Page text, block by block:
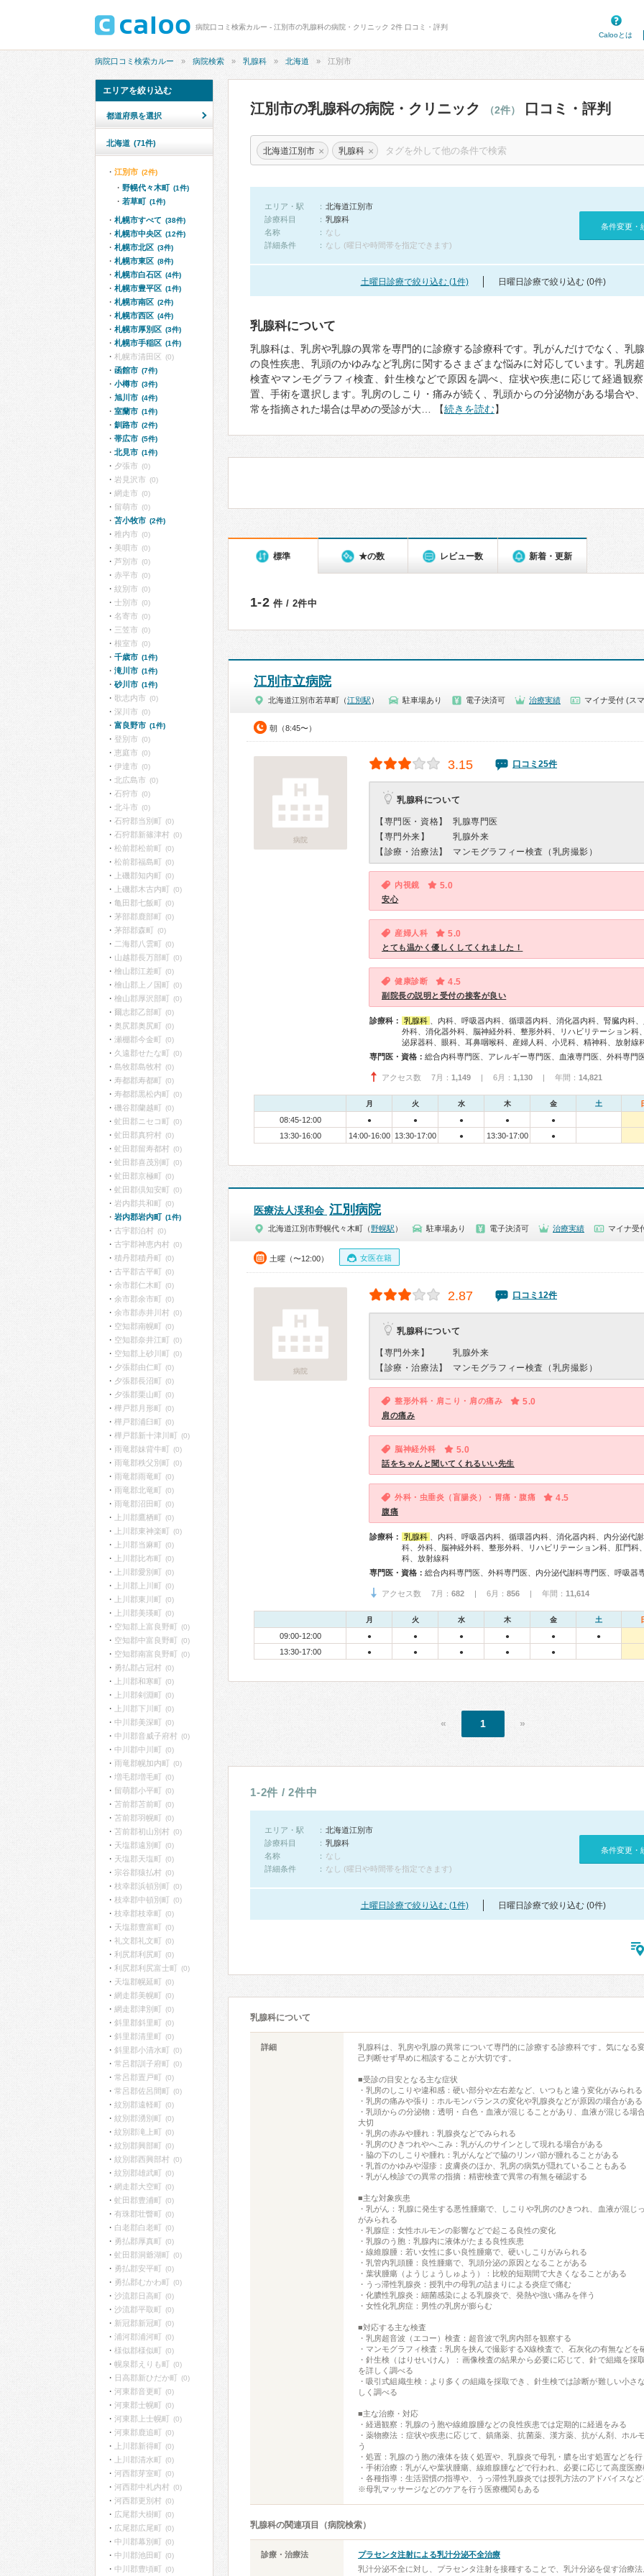
病院口コミ検索カルー - 江別市の乳腺科の病院・クリニック 2件 口コミ・評判
Calooとは
病院口コミ検索カルー 病院検索 乳腺科 北海道 江別市
江別市の乳腺科の病院・クリニック （2件） 口コミ・評判
北海道江別市 × 乳腺科 ×
エリア・駅
北海道江別市
診療科目
乳腺科
名称
なし
詳細条件
なし (曜日や時間帯を指定できます)
条件変更・
土曜日診療で絞り込む (1件) 日曜日診療で絞り込む (0件)
乳腺科について
乳腺科は、乳房や乳腺の異常を専門的に診療する診療科です。乳がんだけでなく、乳
の良性疾患、乳頭のかゆみなど乳房に関するさまざまな悩みに対応しています。乳房
検査やマンモグラフィ検査、針生検などで原因を調べ、症状や疾患に応じて経過観
置、手術を選択します。乳房のしこり・痛みが続く、乳頭からの分泌物がある場合や
常を指摘された場合は早めの受診が大… 【続きを読む】
標準 ★の数 レビュー数 新着・更新
1-2 件 / 2件中
江別市立病院
北海道江別市若草町（江別駅 ） 駐車場あり 電子決済可 治療実績 マイナ受付 (ス
朝（8:45〜）
病院
3.15 口コミ25件
乳腺科について
【専門医・資格】
乳腺専門医
【専門外来】
乳腺外来
【診療・治療法】
マンモグラフィー検査（乳房撮影）
内視鏡 5.0
安心
産婦人科 5.0
とても温かく優しくしてくれました！
健康診断 4.5
副院長の説明と受付の接客が良い
診療科： 乳腺科
、内科、呼吸器内科、循環器内科、消化器内科、腎臓内科
外科、消化器外科、脳神経外科、整形外科、リハビリテーション科
泌尿器科、眼科、耳鼻咽喉科、産婦人科、小児科、精神科、放射線
専門医・資格：
アクセス数 7月： 1,149 | 6月： 1,130 | 年間： 14,821
月 火 水 木 金 土
08:45-12:00 ● ● ● ● ●
13:30-16:00 14:00-16:00 13:30-17:00 ● 13:30-17:00 ●
医療法人渓和会 江別病院
北海道江別市野幌代々木町（野幌駅 ） 駐車場あり 電子決済可 治療実績 マイナ受
土曜（〜12:00） 女医在籍
病院
2.87 口コミ12件
乳腺科について
【専門外来】
乳腺外来
【診療・治療法】
マンモグラフィー検査（乳房撮影）
整形外科・肩こり・肩の痛み 5.0
肩の痛み
脳神経外科 5.0
話をちゃんと聞いてくれるいい先生
外科・虫垂炎（盲腸炎）・胃痛・腹痛 4.5
腹痛
診療科： 乳腺科
、内科、呼吸器内科、循環器内科、消化器内科、内分泌代
科、外科、脳神経外科、整形外科、リハビリテーション科、肛門科
科、放射線科
専門医・資格：
アクセス数 7月： 682 | 6月： 856 | 年間： 11,614
月 火 水 木 金 土
09:00-12:00 ● ● ● ● ● ●
13:30-17:00 ● ● ● ● ●
« 1 »
1-2件 / 2件中
エリア・駅
北海道江別市
診療科目
乳腺科
名称
なし
詳細条件
なし (曜日や時間帯を指定できます)
条件変更・
土曜日診療で絞り込む (1件) 日曜日診療で絞り込む (0件)
乳腺科について
詳細
乳腺科は、乳房や乳腺の異常について専門的に診療する診療科です。気になる
己判断せず早めに相談することが大切です。
■受診の目安となる主な症状
・乳房のしこりや違和感：硬い部分や左右差など、いつもと違う変化がみられる
・乳房の痛みや張り：ホルモンバランスの変化や乳腺炎などが原因の場合がある
・乳頭からの分泌物：透明・白色・血液が混じることがあり、血液が混じる場
大切
・乳房の赤みや腫れ：乳腺炎などでみられる
・乳房のひきつれやへこみ：乳がんのサインとして現れる場合がある
・脇の下のしこりや腫れ：乳がんなどで脇のリンパ節が腫れることがある
・乳首のかゆみや湿疹：皮膚炎のほか、乳房の病気が隠れていることもある
・乳がん検診での異常の指摘：精密検査で異常の有無を確認する
■主な対象疾患
・乳がん：乳腺に発生する悪性腫瘍で、しこりや乳房のひきつれ、血液が混じ
がみられる
・乳腺症：女性ホルモンの影響などで起こる良性の変化
・乳腺のう胞：乳腺内に液体がたまる良性疾患
・線維腺腫：若い女性に多い良性腫瘍で、硬いしこりがみられる
・乳管内乳頭腫：良性腫瘍で、乳頭分泌の原因となることがある
・葉状腫瘍（ようじょうしゅよう）：比較的短期間で大きくなることがある
・うっ滞性乳腺炎：授乳中の母乳の詰まりによる炎症で痛む
・化膿性乳腺炎：細菌感染による乳腺炎で、発熱や強い痛みを伴う
・女性化乳房症：男性の乳房が膨らむ
■対応する主な検査
・乳房超音波（エコー）検査：超音波で乳房内部を観察する
・マンモグラフィ検査：乳房を挟んで撮影するX線検査で、石灰化の有無などを
・針生検（はりせいけん）：画像検査の結果から必要に応じて、針で組織を採
を詳しく調べる
・吸引式組織生検：より多くの組織を採取でき、針生検では診断が難しい小さ
しく調べる
■主な治療・対応
・経過観察：乳腺のう胞や線維腺腫などの良性疾患では定期的に経過をみる
・薬物療法：症状や疾患に応じて、鎮痛薬、抗菌薬、漢方薬、抗がん剤、ホル
う
・処置：乳腺のう胞の液体を抜く処置や、乳腺炎で母乳・膿を出す処置などを行
・手術治療：乳がんや葉状腫瘍、線維腺腫などで行われ、必要に応じて高度医
・各種指導：生活習慣の指導や、うっ滞性乳腺炎では授乳方法のアドバイスな
※母乳マッサージなどのケアを行う医療機関もある
乳腺科の関連項目（病院検索）
診療・治療法
プラセンタ注射による乳汁分泌不全治療
乳汁分泌不全に対し、プラセンタ注射を接種することで、乳汁分泌を促す治療法
エリアを絞り込む
都道府県を選択
北海道 (71件)
江別市 (2件)
野幌代々木町 (1件)
若草町 (1件)
札幌市すべて (38件)
札幌市中央区 (12件)
札幌市北区 (3件)
札幌市東区 (8件)
札幌市白石区 (4件)
札幌市豊平区 (1件)
札幌市南区 (2件)
札幌市西区 (4件)
札幌市厚別区 (3件)
札幌市手稲区 (1件)
札幌市清田区 (0)
函館市 (7件)
小樽市 (3件)
旭川市 (4件)
室蘭市 (1件)
釧路市 (2件)
帯広市 (5件)
北見市 (1件)
夕張市 (0)
岩見沢市 (0)
網走市 (0)
留萌市 (0)
苫小牧市 (2件)
稚内市 (0)
美唄市 (0)
芦別市 (0)
赤平市 (0)
紋別市 (0)
士別市 (0)
名寄市 (0)
三笠市 (0)
根室市 (0)
千歳市 (1件)
滝川市 (1件)
砂川市 (1件)
歌志内市 (0)
深川市 (0)
富良野市 (1件)
登別市 (0)
恵庭市 (0)
伊達市 (0)
北広島市 (0)
石狩市 (0)
北斗市 (0)
石狩郡当別町 (0)
石狩郡新篠津村 (0)
松前郡松前町 (0)
松前郡福島町 (0)
上磯郡知内町 (0)
上磯郡木古内町 (0)
亀田郡七飯町 (0)
茅部郡鹿部町 (0)
茅部郡森町 (0)
二海郡八雲町 (0)
山越郡長万部町 (0)
檜山郡江差町 (0)
檜山郡上ノ国町 (0)
檜山郡厚沢部町 (0)
爾志郡乙部町 (0)
奥尻郡奥尻町 (0)
瀬棚郡今金町 (0)
久遠郡せたな町 (0)
島牧郡島牧村 (0)
寿都郡寿都町 (0)
寿都郡黒松内町 (0)
磯谷郡蘭越町 (0)
虻田郡ニセコ町 (0)
虻田郡真狩村 (0)
虻田郡留寿都村 (0)
虻田郡喜茂別町 (0)
虻田郡京極町 (0)
虻田郡倶知安町 (0)
岩内郡共和町 (0)
岩内郡岩内町 (1件)
古宇郡泊村 (0)
古宇郡神恵内村 (0)
積丹郡積丹町 (0)
古平郡古平町 (0)
余市郡仁木町 (0)
余市郡余市町 (0)
余市郡赤井川村 (0)
空知郡南幌町 (0)
空知郡奈井江町 (0)
空知郡上砂川町 (0)
夕張郡由仁町 (0)
夕張郡長沼町 (0)
夕張郡栗山町 (0)
樺戸郡月形町 (0)
樺戸郡浦臼町 (0)
樺戸郡新十津川町 (0)
雨竜郡妹背牛町 (0)
雨竜郡秩父別町 (0)
雨竜郡雨竜町 (0)
雨竜郡北竜町 (0)
雨竜郡沼田町 (0)
上川郡鷹栖町 (0)
上川郡東神楽町 (0)
上川郡当麻町 (0)
上川郡比布町 (0)
上川郡愛別町 (0)
上川郡上川町 (0)
上川郡東川町 (0)
上川郡美瑛町 (0)
空知郡上富良野町 (0)
空知郡中富良野町 (0)
空知郡南富良野町 (0)
勇払郡占冠村 (0)
上川郡和寒町 (0)
上川郡剣淵町 (0)
上川郡下川町 (0)
中川郡美深町 (0)
中川郡音威子府村 (0)
中川郡中川町 (0)
雨竜郡幌加内町 (0)
増毛郡増毛町 (0)
留萌郡小平町 (0)
苫前郡苫前町 (0)
苫前郡羽幌町 (0)
苫前郡初山別村 (0)
天塩郡遠別町 (0)
天塩郡天塩町 (0)
宗谷郡猿払村 (0)
枝幸郡浜頓別町 (0)
枝幸郡中頓別町 (0)
枝幸郡枝幸町 (0)
天塩郡豊富町 (0)
礼文郡礼文町 (0)
利尻郡利尻町 (0)
利尻郡利尻富士町 (0)
天塩郡幌延町 (0)
網走郡美幌町 (0)
網走郡津別町 (0)
斜里郡斜里町 (0)
斜里郡清里町 (0)
斜里郡小清水町 (0)
常呂郡訓子府町 (0)
常呂郡置戸町 (0)
常呂郡佐呂間町 (0)
紋別郡遠軽町 (0)
紋別郡湧別町 (0)
紋別郡滝上町 (0)
紋別郡興部町 (0)
紋別郡西興部村 (0)
紋別郡雄武町 (0)
網走郡大空町 (0)
虻田郡豊浦町 (0)
有珠郡壮瞥町 (0)
白老郡白老町 (0)
勇払郡厚真町 (0)
虻田郡洞爺湖町 (0)
勇払郡安平町 (0)
勇払郡むかわ町 (0)
沙流郡日高町 (0)
沙流郡平取町 (0)
新冠郡新冠町 (0)
浦河郡浦河町 (0)
様似郡様似町 (0)
幌泉郡えりも町 (0)
日高郡新ひだか町 (0)
河東郡音更町 (0)
河東郡士幌町 (0)
河東郡上士幌町 (0)
河東郡鹿追町 (0)
上川郡新得町 (0)
上川郡清水町 (0)
河西郡芽室町 (0)
河西郡中札内村 (0)
河西郡更別村 (0)
広尾郡大樹町 (0)
広尾郡広尾町 (0)
中川郡幕別町 (0)
中川郡池田町 (0)
中川郡豊頃町 (0)